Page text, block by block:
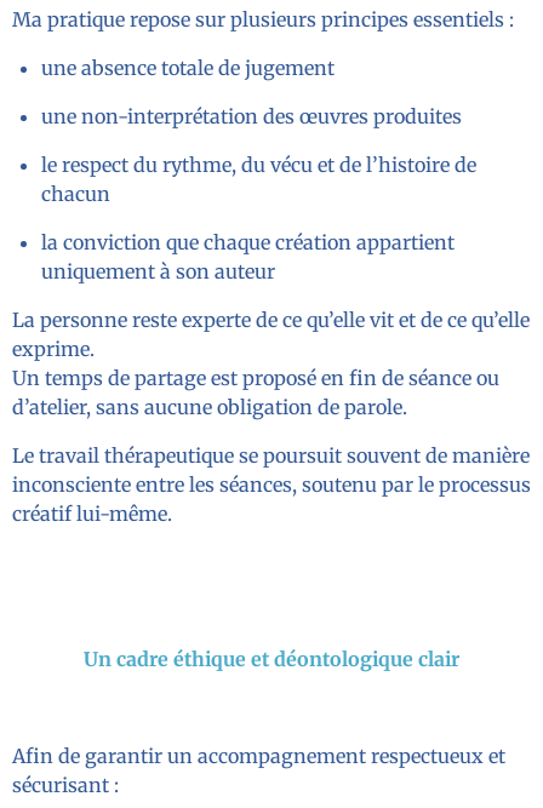
Ma pratique repose sur plusieurs principes essentiels :
une absence totale de jugement
une non-interprétation des œuvres produites
le respect du rythme, du vécu et de l’histoire de
chacun
la conviction que chaque création appartient
uniquement à son auteur
La personne reste experte de ce qu’elle vit et de ce qu’elle
exprime.
Un temps de partage est proposé en fin de séance ou
d’atelier, sans aucune obligation de parole.
Le travail thérapeutique se poursuit souvent de manière
inconsciente entre les séances, soutenu par le processus
créatif lui-même.
Un cadre éthique et déontologique clair
Afin de garantir un accompagnement respectueux et
sécurisant :